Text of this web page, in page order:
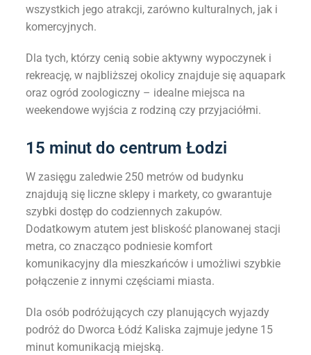
wszystkich jego atrakcji, zarówno kulturalnych, jak i
komercyjnych.
Dla tych, którzy cenią sobie aktywny wypoczynek i
rekreację, w najbliższej okolicy znajduje się aquapark
oraz ogród zoologiczny – idealne miejsca na
weekendowe wyjścia z rodziną czy przyjaciółmi.
15 minut do centrum Łodzi
W zasięgu zaledwie 250 metrów od budynku
znajdują się liczne sklepy i markety, co gwarantuje
szybki dostęp do codziennych zakupów.
Dodatkowym atutem jest bliskość planowanej stacji
metra, co znacząco podniesie komfort
komunikacyjny dla mieszkańców i umożliwi szybkie
połączenie z innymi częściami miasta.
Dla osób podróżujących czy planujących wyjazdy
podróż do Dworca Łódź Kaliska zajmuje jedyne 15
minut komunikacją miejską.